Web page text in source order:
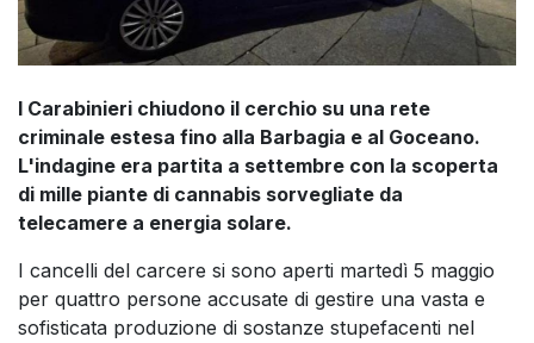
I Carabinieri chiudono il cerchio su una rete
criminale estesa fino alla Barbagia e al Goceano.
L'indagine era partita a settembre con la scoperta
di mille piante di cannabis sorvegliate da
telecamere a energia solare.
I cancelli del carcere si sono aperti martedì 5 maggio
per quattro persone accusate di gestire una vasta e
sofisticata produzione di sostanze stupefacenti nel